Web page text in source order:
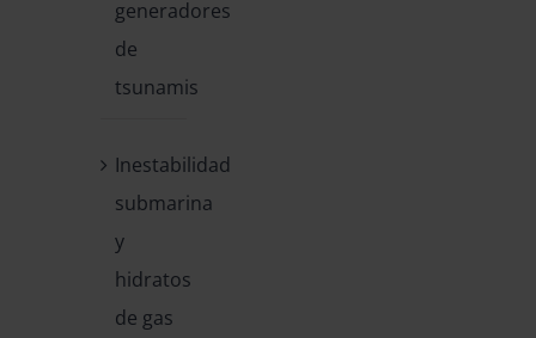
generadores
de
tsunamis
Inestabilidad
submarina
y
hidratos
de gas